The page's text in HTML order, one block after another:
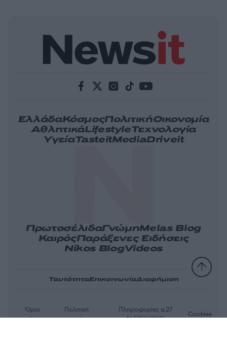
ΕλλάδαΚόσμοςΠολιτικήΟικονομία
ΑθλητικάLifestyleΤεχνολογία
ΥγείαTasteitMediaDriveit
ΠρωτοσέλιδαΓνώμηMelas Blog
ΚαιρόςΠαράξενες Ειδήσεις
Nikos BlogVideos
ΤαυτότηταΕπικοινωνίαΔιαφήμιση
Όροι
χρήσης
Πολιτική
απορρήτου
Πληροφορίες α.27
Ν.5253/2025
Cookies